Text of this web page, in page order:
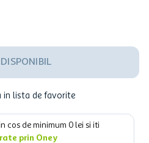
in lista de favorite
cos de minimum 0 lei si iti
prin Oney